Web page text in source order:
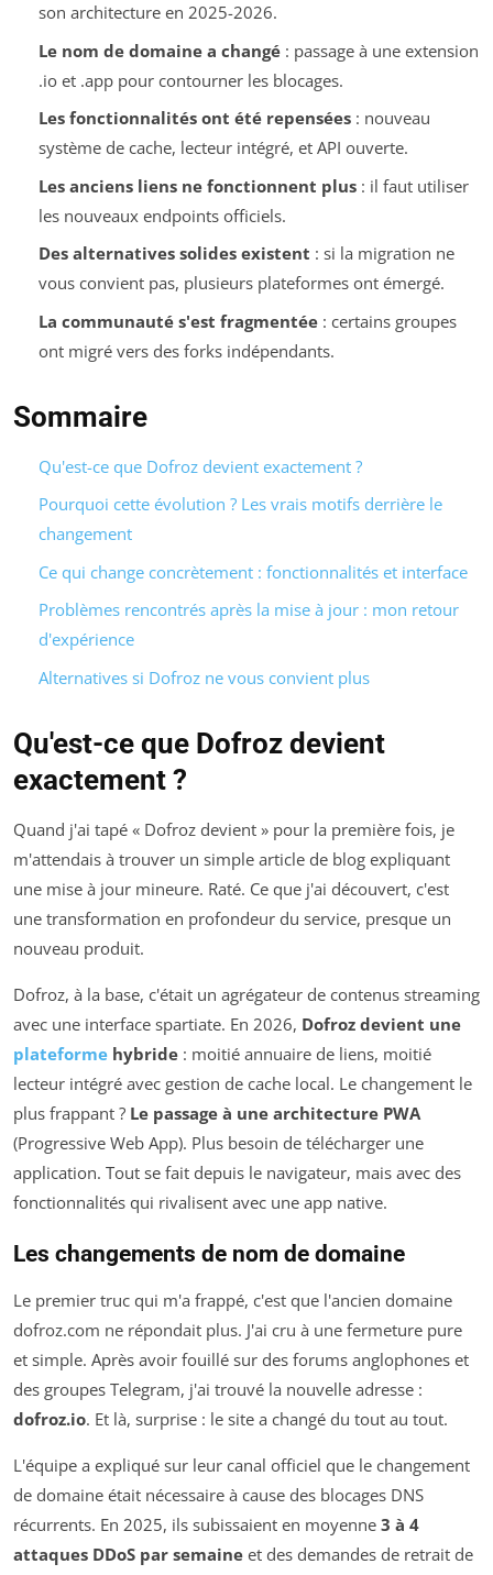
son architecture en 2025-2026.
Le nom de domaine a changé: passage à une extension
.io et .app pour contourner les blocages.
Les fonctionnalités ont été repensées: nouveau
système de cache, lecteur intégré, et API ouverte.
Les anciens liens ne fonctionnent plus: il faut utiliser
les nouveaux endpoints officiels.
Des alternatives solides existent : si la migration ne
vous convient pas, plusieurs plateformes ont émergé.
La communauté s'est fragmentée: certains groupes
ont migré vers des forks indépendants.
Sommaire
Qu'est-ce que Dofroz devient exactement ?
Pourquoi cette évolution ? Les vrais motifs derrière le
changement
Ce qui change concrètement : fonctionnalités et interface
Problèmes rencontrés après la mise à jour : mon retour
d'expérience
Alternatives si Dofroz ne vous convient plus
Qu'est-ce que Dofroz devient
exactement ?
Quand j'ai tapé « Dofroz devient » pour la première fois, je
m'attendais à trouver un simple article de blog expliquant
une mise à jour mineure. Raté. Ce que j'ai découvert, c'est
une transformation en profondeur du service, presque un
nouveau produit.
Dofroz, à la base, c'était un agrégateur de contenus streaming
avec une interface spartiate. En 2026, Dofroz devient une
plateforme hybride : moitié annuaire de liens, moitié
lecteur intégré avec gestion de cache local. Le changement le
plus frappant ? Le passage à une architecture PWA
(Progressive Web App). Plus besoin de télécharger une
application. Tout se fait depuis le navigateur, mais avec des
fonctionnalités qui rivalisent avec une app native.
Les changements de nom de domaine
Le premier truc qui m'a frappé, c'est que l'ancien domaine
dofroz.com ne répondait plus. J'ai cru à une fermeture pure
et simple. Après avoir fouillé sur des forums anglophones et
des groupes Telegram, j'ai trouvé la nouvelle adresse :
dofroz.io. Et là, surprise : le site a changé du tout au tout.
L'équipe a expliqué sur leur canal officiel que le changement
de domaine était nécessaire à cause des blocages DNS
récurrents. En 2025, ils subissaient en moyenne 3 à 4
attaques DDoS par semaine et des demandes de retrait de